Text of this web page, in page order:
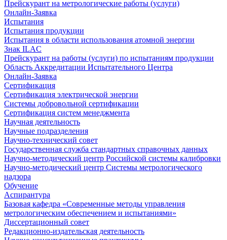
Прейскурант на метрологические работы (услуги)
Онлайн-Заявка
Испытания
Испытания продукции
Испытания в области использования атомной энергии
Знак ILAC
Прейскурант на работы (услуги) по испытаниям продукции
Область Аккредитации Испытательного Центра
Онлайн-Заявка
Сертификация
Сертификация электрической энергии
Системы добровольной сертификации
Сертификация систем менеджмента
Научная деятельность
Научные подразделения
Научно-технический совет
Государственная служба стандартных справочных данных
Научно-методический центр Российской системы калибровки
Научно-методический центр Системы метрологического
надзора
Обучение
Аспирантура
Базовая кафедра «Современные методы управления
метрологическим обеспечением и испытаниями»
Диссертационный совет
Редакционно-издательская деятельность